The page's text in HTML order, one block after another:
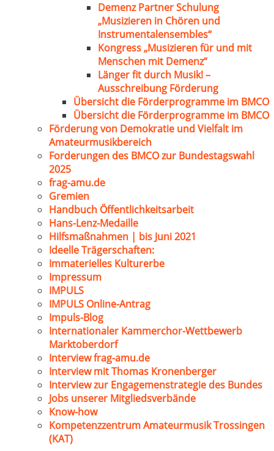
Demenz Partner Schulung
„Musizieren in Chören und
Instrumentalensembles“
Kongress „Musizieren für und mit
Menschen mit Demenz“
Länger fit durch Musik! –
Ausschreibung Förderung
Übersicht die Förderprogramme im BMCO
Übersicht die Förderprogramme im BMCO
Förderung von Demokratie und Vielfalt im
Amateurmusikbereich
Forderungen des BMCO zur Bundestagswahl
2025
frag-amu.de
Gremien
Handbuch Öffentlichkeitsarbeit
Hans-Lenz-Medaille
Hilfsmaßnahmen | bis Juni 2021
Ideelle Trägerschaften:
Immaterielles Kulturerbe
Impressum
IMPULS
IMPULS Online-Antrag
Impuls-Blog
Internationaler Kammerchor-Wettbewerb
Marktoberdorf
Interview frag-amu.de
Interview mit Thomas Kronenberger
Interview zur Engagemenstrategie des Bundes
Jobs unserer Mitgliedsverbände
Know-how
Kompetenzzentrum Amateurmusik Trossingen
(KAT)